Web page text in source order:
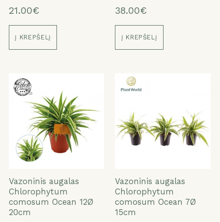
21.00€
Į KREPŠELĮ
38.00€
Į KREPŠELĮ
Vazoninis augalas
Chlorophytum
comosum Ocean 12Ø
20cm
Vazoninis augalas
Chlorophytum
comosum Ocean 7Ø
15cm